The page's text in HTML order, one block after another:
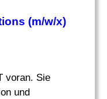
(m/w/x)
voran. Sie
und